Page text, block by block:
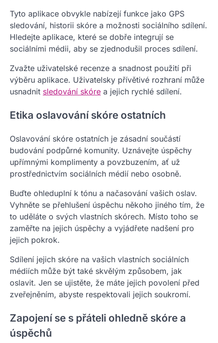
Tyto aplikace obvykle nabízejí funkce jako GPS
sledování, historii skóre a možnosti sociálního sdílení.
Hledejte aplikace, které se dobře integrují se
sociálními médii, aby se zjednodušil proces sdílení.
Zvažte uživatelské recenze a snadnost použití při
výběru aplikace. Uživatelsky přívětivé rozhraní může
usnadnit sledování skóre a jejich rychlé sdílení.
Etika oslavování skóre ostatních
Oslavování skóre ostatních je zásadní součástí
budování podpůrné komunity. Uznávejte úspěchy
upřímnými komplimenty a povzbuzením, ať už
prostřednictvím sociálních médií nebo osobně.
Buďte ohleduplní k tónu a načasování vašich oslav.
Vyhněte se přehlušení úspěchu někoho jiného tím, že
to uděláte o svých vlastních skórech. Místo toho se
zaměřte na jejich úspěchy a vyjádřete nadšení pro
jejich pokrok.
Sdílení jejich skóre na vašich vlastních sociálních
médiích může být také skvělým způsobem, jak
oslavit. Jen se ujistěte, že máte jejich povolení před
zveřejněním, abyste respektovali jejich soukromí.
Zapojení se s přáteli ohledně skóre a
úspěchů